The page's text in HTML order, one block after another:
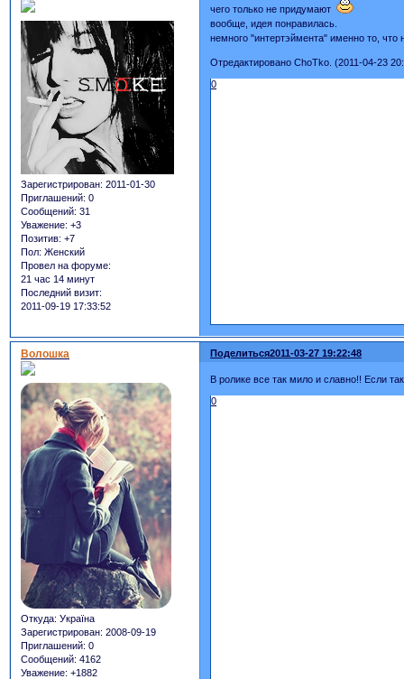
Зарегистрирован: 2011-01-30
Приглашений: 0
Сообщений: 31
Уважение: +3
Позитив: +7
Пол: Женский
Провел на форуме:
21 час 14 минут
Последний визит:
2011-09-19 17:33:52
чего только не придумают
вообще, идея понравилась.
немного "интертэймента" именно то, что
Отредактировано ChoTko. (2011-04-23
0
Поделиться2011-03-27 19:22:48
Волошка
Откуда: Україна
Зарегистрирован: 2008-09-19
Приглашений: 0
Сообщений: 4162
Уважение: +1882
В ролике все так мило и славно!! Если
0